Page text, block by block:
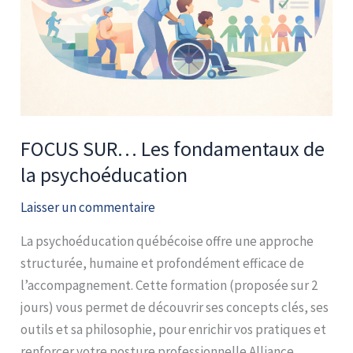
FOCUS SUR… Les fondamentaux de
la psychoéducation
Laisser un commentaire
La psychoéducation québécoise offre une approche
structurée, humaine et profondément efficace de
l’accompagnement. Cette formation (proposée sur 2
jours) vous permet de découvrir ses concepts clés, ses
outils et sa philosophie, pour enrichir vos pratiques et